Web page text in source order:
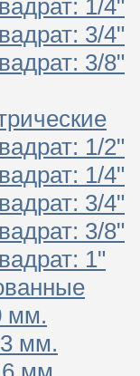
1/4"
3/4"
3/8"
1/2"
1/4"
3/4"
3/8"
1"
мм.
мм.